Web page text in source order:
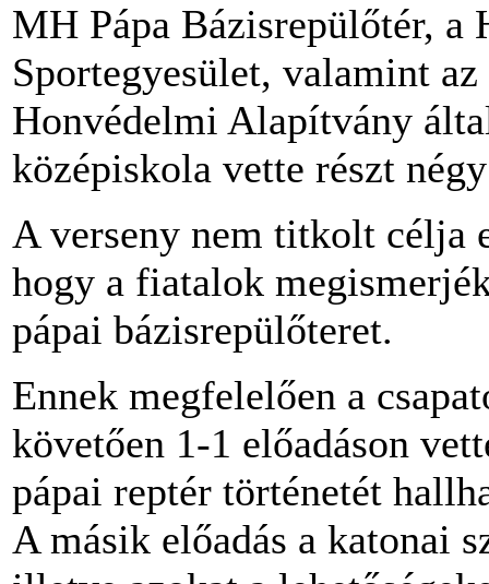
MH Pápa Bázisrepülőtér, a
Sportegyesület, valamint
Honvédelmi Alapítvány
középiskola vette részt
A verseny nem titkolt célja
hogy a fiatalok
pápai bázisrepülőteret.
Ennek megfelelően a
követően 1-1 előadáson
pápai reptér történetét
A másik előadás a katonai